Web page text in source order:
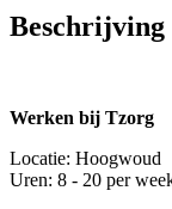
Beschrijving
Werken bij Tzorg
Locatie: Hoogwoud
Uren: 8 - 20 per